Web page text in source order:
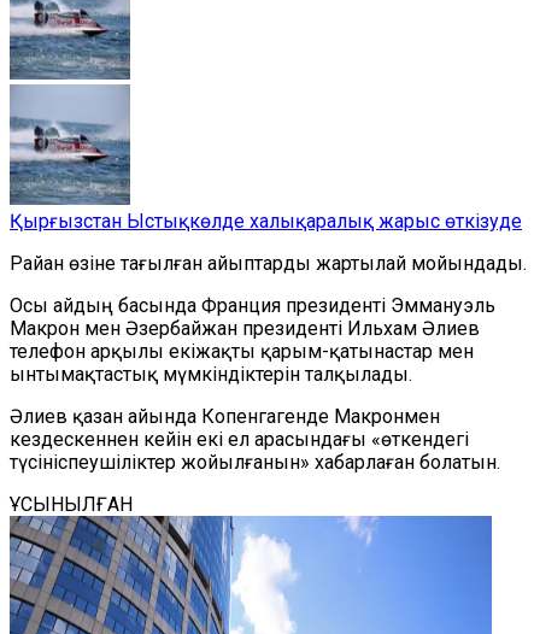
Қырғызстан Ыстықкөлде халықаралық жарыс өткізуде
Райан өзіне тағылған айыптарды жартылай мойындады.
Осы айдың басында Франция президенті Эммануэль
Макрон мен Әзербайжан президенті Ильхам Әлиев
телефон арқылы екіжақты қарым-қатынастар мен
ынтымақтастық мүмкіндіктерін талқылады.
Әлиев қазан айында Копенгагенде Макронмен
кездескеннен кейін екі ел арасындағы «өткендегі
түсініспеушіліктер жойылғанын» хабарлаған болатын.
ҰСЫНЫЛҒАН